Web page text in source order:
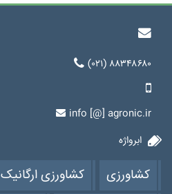
(۰۲۱) ۸۸۳۴۸۶۸۰
info [@] agronic.ir
ابرواژه
کشاورزی کشاورزی ارگانیک